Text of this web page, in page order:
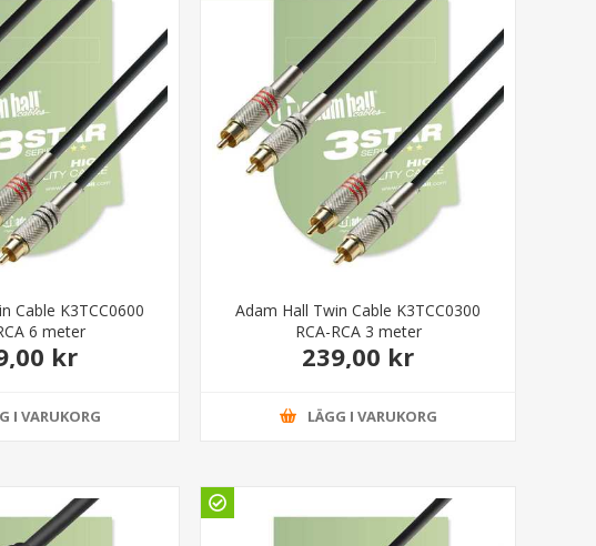
Cable K3TCC0600
6 meter
kr
I VARUKORG
Adam Hall Twin Cable K3TCC0300
RCA-RCA 3 meter
239,00 kr
LÄGG I VARUKORG